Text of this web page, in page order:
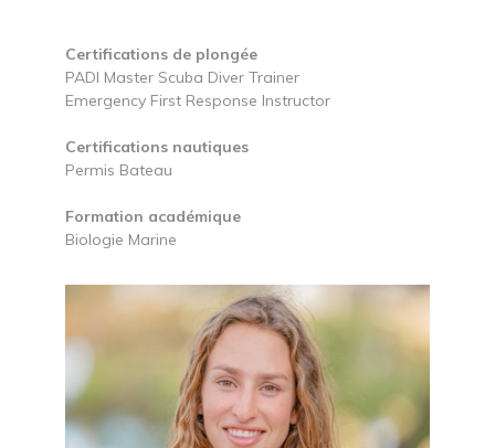
Certifications de plongée
PADI Master Scuba Diver Trainer
Emergency First Response Instructor
Certifications nautiques
Permis Bateau
Formation académique
Biologie Marine